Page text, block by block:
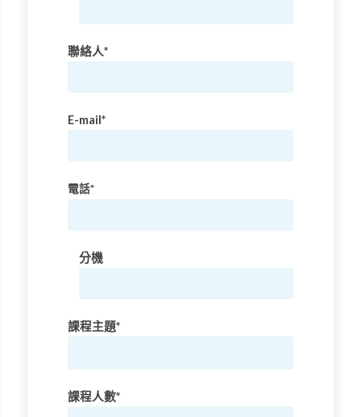
聯絡人*
E-mail*
電話*
分機
課程主題*
課程人數*